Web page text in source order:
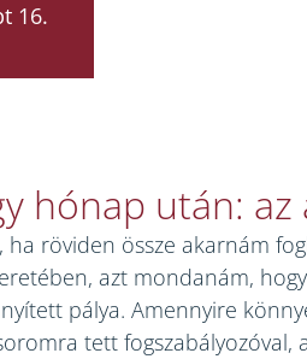
16.
hónap után:
ha röviden össze akarnám
azt mondanám,
pálya. Amennyire
tett